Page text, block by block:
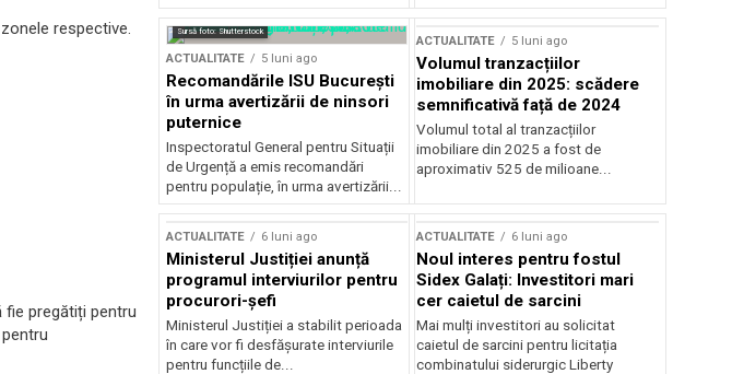
respective.
fie pregătiți pentru
Sursă foto: Shutterstock
ACTUALITATE 5 luni ago
Recomandările ISU București
în urma avertizării de ninsori
puternice
Inspectoratul General pentru Situații
de Urgență a emis recomandări
pentru populație, în urma avertizării...
ACTUALITATE 5 luni ago
Volumul tranzacțiilor
imobiliare din 2025: scădere
semnificativă față de 2024
Volumul total al tranzacțiilor
imobiliare din 2025 a fost de
aproximativ 525 de milioane...
ACTUALITATE 6 luni ago
Ministerul Justiției anunță
programul interviurilor pentru
procurori-șefi
Ministerul Justiției a stabilit perioada
în care vor fi desfășurate interviurile
pentru funcțiile de...
ACTUALITATE 6 luni ago
Noul interes pentru fostul
Sidex Galați: Investitori mari
cer caietul de sarcini
Mai mulți investitori au solicitat
caietul de sarcini pentru licitația
combinatului siderurgic Liberty